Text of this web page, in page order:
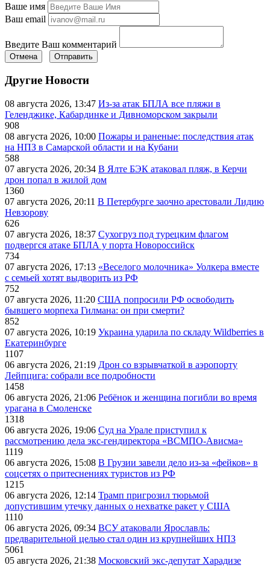
Ваше имя
Ваш email
Введите Ваш комментарий
Отмена Отправить
Другие Новости
08 августа 2026, 13:47 Из-за атак БПЛА все пляжи в
Геленджике, Кабардинке и Дивноморском закрыли
908
08 августа 2026, 10:00 Пожары и раненые: последствия атак
на НПЗ в Самарской области и на Кубани
588
07 августа 2026, 20:34 В Ялте БЭК атаковал пляж, в Керчи
дрон попал в жилой дом
1360
07 августа 2026, 20:11 В Петербурге заочно арестовали Лидию
Невзорову
626
07 августа 2026, 18:37 Сухогруз под турецким флагом
подвергся атаке БПЛА у порта Новороссийск
734
07 августа 2026, 17:13 «Веселого молочника» Уолкера вместе
с семьей хотят выдворить из РФ
752
07 августа 2026, 11:20 США попросили РФ освободить
бывшего морпеха Гилмана: он при смерти?
852
07 августа 2026, 10:19 Украина ударила по складу Wildberries в
Екатеринбурге
1107
06 августа 2026, 21:19 Дрон со взрывчаткой в аэропорту
Лейпцига: собрали все подробности
1458
06 августа 2026, 21:06 Ребёнок и женщина погибли во время
урагана в Смоленске
1318
06 августа 2026, 19:06 Суд на Урале приступил к
рассмотрению дела экс-гендиректора «ВСМПО-Ависма»
1119
06 августа 2026, 15:08 В Грузии завели дело из-за «фейков» в
соцсетях о притеснениях туристов из РФ
1215
06 августа 2026, 12:14 Трамп пригрозил тюрьмой
допустившим утечку данных о нехватке ракет у США
1110
06 августа 2026, 09:34 ВСУ атаковали Ярославль:
предварительной целью стал один из крупнейших НПЗ
5061
05 августа 2026, 21:38 Московский экс-депутат Харадизе